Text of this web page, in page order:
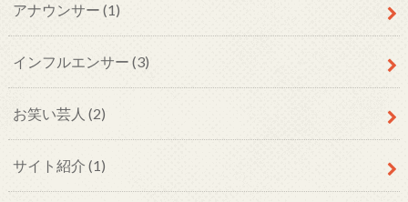
アナウンサー (1)
インフルエンサー (3)
お笑い芸人 (2)
サイト紹介 (1)